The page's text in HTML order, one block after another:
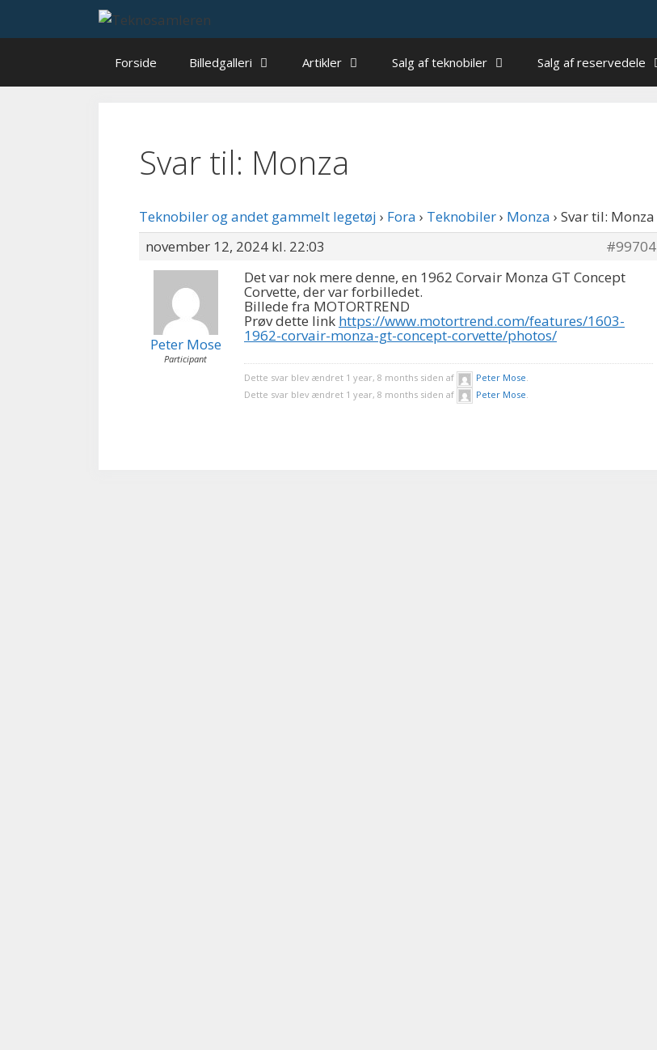
Forside Billedgalleri Artikler Salg af teknobiler Salg af reservedele
Svar til: Monza
Teknobiler og andet gammelt legetøj › Fora › Teknobiler› Monza › Svar til: Monza
november 12, 2024 kl. 22:03
#99704
Peter Mose
Participant
Det var nok mere denne, en 1962 Corvair Monza GT Concept
Corvette, der var forbilledet.
Billede fra MOTORTREND
Prøv dette link https://www.motortrend.com/features/1603-
1962-corvair-monza-gt-concept-corvette/photos/
Dette svar blev ændret 1 year, 8 months siden af Peter Mose.
Dette svar blev ændret 1 year, 8 months siden af
Peter Mose